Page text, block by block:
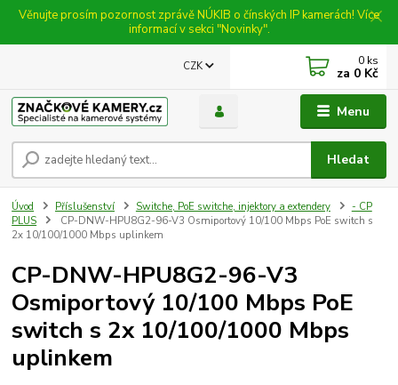
Věnujte prosím pozornost zprávě NÚKIB o čínských IP kamerách! Více
informací v sekci "Novinky".
Menu
CZK
Hledat
0 ks
za 0 Kč
Úvod Příslušenství Switche, PoE switche, injektory a extendery
- CP
PLUS
CP-DNW-HPU8G2-96-V3 Osmiportový 10/100 Mbps PoE switch s
2x 10/100/1000 Mbps uplinkem
CP-DNW-HPU8G2-96-V3
Osmiportový 10/100 Mbps PoE
switch s 2x 10/100/1000 Mbps
uplinkem